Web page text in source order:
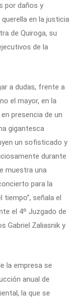
por daños y
en la justicia
de Quiroga, su
de la
a dudas, frente a
el mayor, en la
presencia de un
gigantesca
un sofisticado y
durante
muestra una
para la
señala el
el 4º Juzgado de
Gabriel Zaliasnik y
la empresa se
anual de
la que se